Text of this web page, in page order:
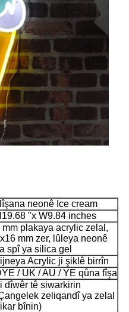
neonê Ice cream
"x W9.84 inches
mm plakaya acrylic zelal,
mm zer, lûleya neonê
spî ya silica gel
Acrylic ji şiklê birrîn
/ UK / AU / YE qûna fîşa
dîwêr tê siwarkirin
zeliqandî ya zelal
bînin)